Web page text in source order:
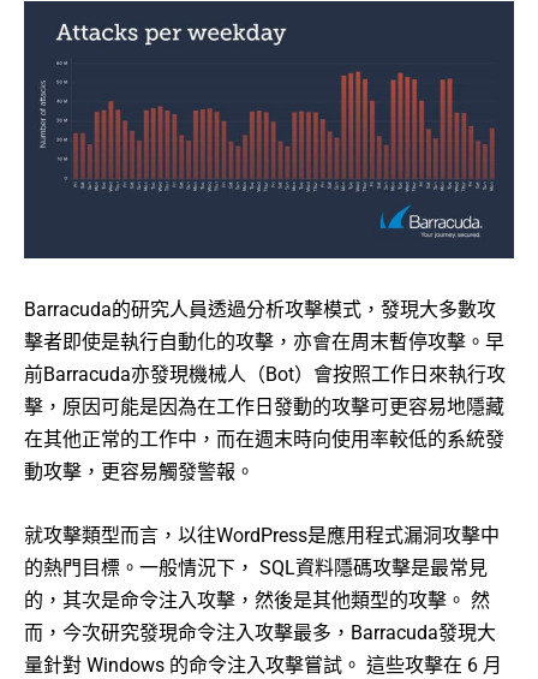
Barracuda的研究人員透過分析攻擊模式，發現大多數攻
擊者即使是執行自動化的攻擊，亦會在周末暫停攻擊。早
前Barracuda亦發現機械人（Bot）會按照工作日來執行攻
擊，原因可能是因為在工作日發動的攻擊可更容易地隱藏
在其他正常的工作中，而在週末時向使用率較低的系統發
動攻擊，更容易觸發警報。
就攻擊類型而言，以往WordPress是應用程式漏洞攻擊中
的熱門目標。一般情況下， SQL資料隱碼攻擊是最常見
的，其次是命令注入攻擊，然後是其他類型的攻擊。 然
而，今次研究發現命令注入攻擊最多，Barracuda發現大
量針對 Windows 的命令注入攻擊嘗試。 這些攻擊在 6 月